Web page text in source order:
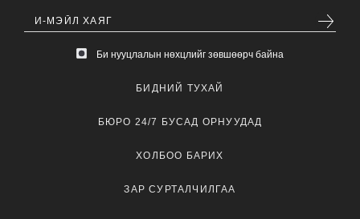
Би нууцлалын нөхцлийг зөвшөөрч байна
БИДНИЙ ТУХАЙ
БЮРО 24/7 БУСАД ОРНУУДАД
ХОЛБОО БАРИХ
ЗАР СУРТАЛЧИЛГАА